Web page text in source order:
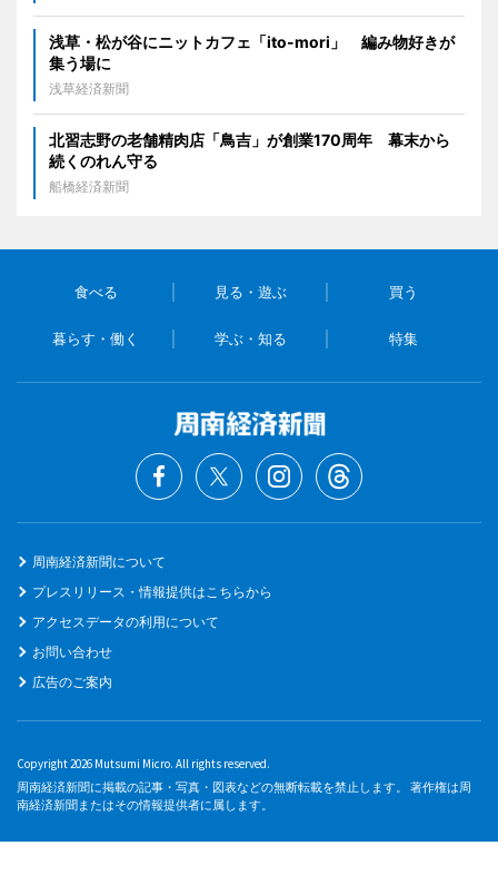
浅草・松が谷にニットカフェ「ito-mori」 編み物好きが
集う場に
浅草経済新聞
北習志野の老舗精肉店「鳥吉」が創業170周年 幕末から
続くのれん守る
船橋経済新聞
食べる 見る・遊ぶ 買う
暮らす・働く 学ぶ・知る 特集
周南経済新聞について
プレスリリース・情報提供はこちらから
アクセスデータの利用について
お問い合わせ
広告のご案内
Copyright 2026 Mutsumi Micro. All rights reserved.
周南経済新聞に掲載の記事・写真・図表などの無断転載を禁止します。 著作権は周
南経済新聞またはその情報提供者に属します。